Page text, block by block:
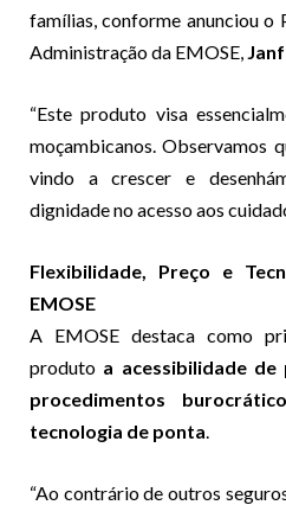
famílias, conforme anunciou o
Administração da EMOSE,
“Este produto visa
moçambicanos. Observamos
vindo a crescer e
dignidade no acesso aos
Flexibilidade, Preço e
EMOSE
A EMOSE destaca como
produto a acessibilidade de
procedimentos
tecnologia de ponta.
“Ao contrário de outros